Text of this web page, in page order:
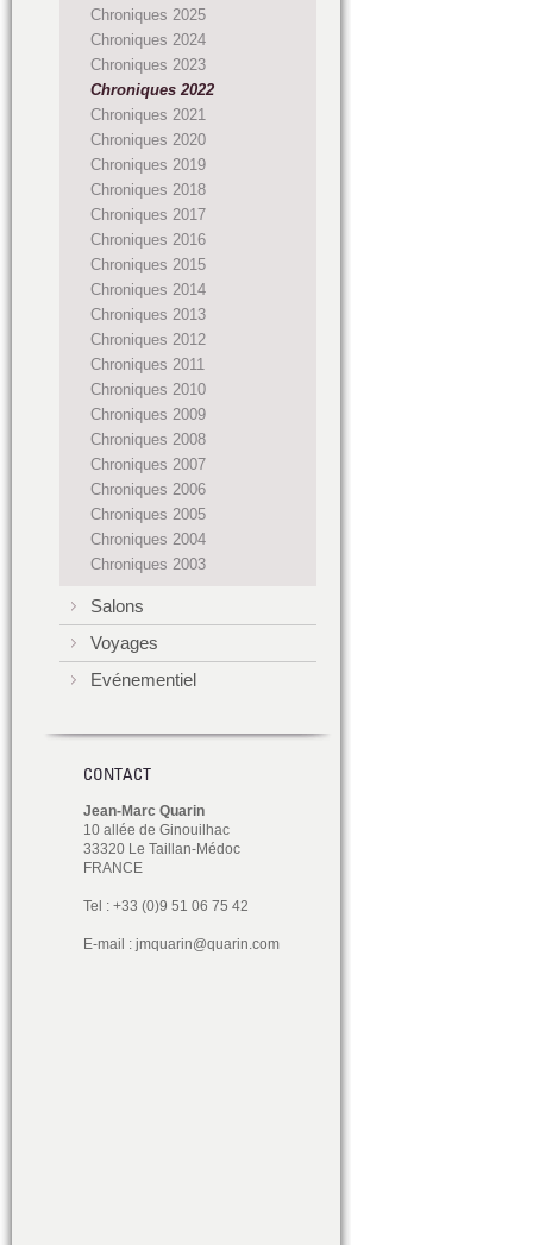
Chroniques 2025
Chroniques 2024
Chroniques 2023
Chroniques 2022
Chroniques 2021
Chroniques 2020
Chroniques 2019
Chroniques 2018
Chroniques 2017
Chroniques 2016
Chroniques 2015
Chroniques 2014
Chroniques 2013
Chroniques 2012
Chroniques 2011
Chroniques 2010
Chroniques 2009
Chroniques 2008
Chroniques 2007
Chroniques 2006
Chroniques 2005
Chroniques 2004
Chroniques 2003
Salons
Voyages
Evénementiel
CONTACT
Jean-Marc Quarin
10 allée de Ginouilhac
33320 Le Taillan-Médoc
FRANCE
Tel : +33 (0)9 51 06 75 42
E-mail : jmquarin@quarin.com